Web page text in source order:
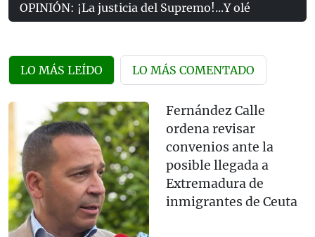
OPINIÓN: ¡La justicia del Supremo!...Y olé
LO MÁS LEÍDO LO MÁS COMENTADO
Fernández Calle
ordena revisar
convenios ante la
posible llegada a
Extremadura de
inmigrantes de Ceuta